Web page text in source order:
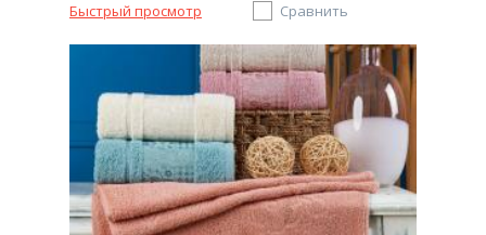
Быстрый просмотр Сравнить